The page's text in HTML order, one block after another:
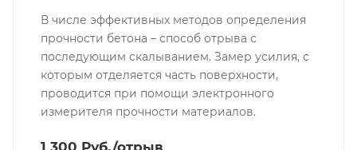
В числе эффективных методов определения
прочности бетона – способ отрыва с
последующим скалыванием. Замер усилия, с
которым отделяется часть поверхности,
проводится при помощи электронного
измерителя прочности материалов.
1 300 Руб./отрыв